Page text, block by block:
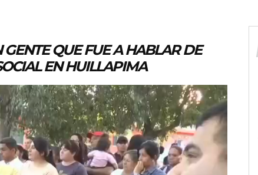
QUE FUE A HABLAR DE
EN HUILLAPIMA